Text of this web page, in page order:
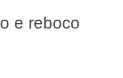
e reboco